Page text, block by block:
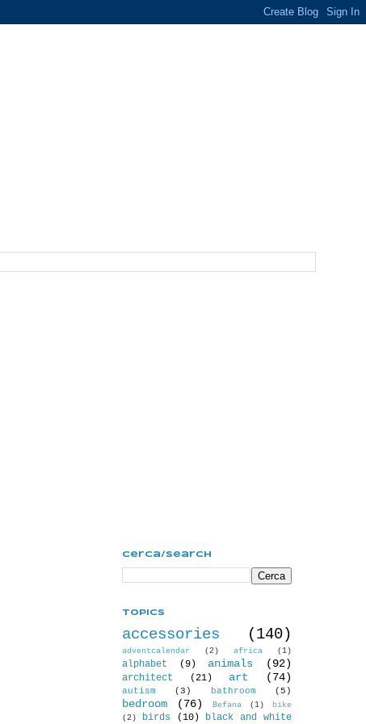
Cerca/Search
Topics
accessories (140)
adventcalendar (2) africa (1)
alphabet (9) animals (92)
architect (21) art (74)
autism (3) bathroom (5)
bedroom (76) Befana (1)
bike
(2)
birds (10)
black and white